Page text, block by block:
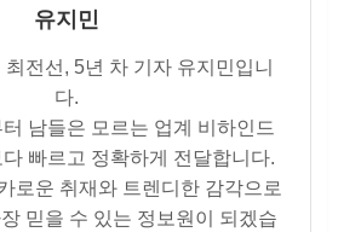
유지민
전선, 5년 차 기자 유지민입니
다.
남들은 모르는 업계 비하인드
빠르고 정확하게 전달합니다.
로운 취재와 트렌디한 감각으로
믿을 수 있는 정보원이 되겠습